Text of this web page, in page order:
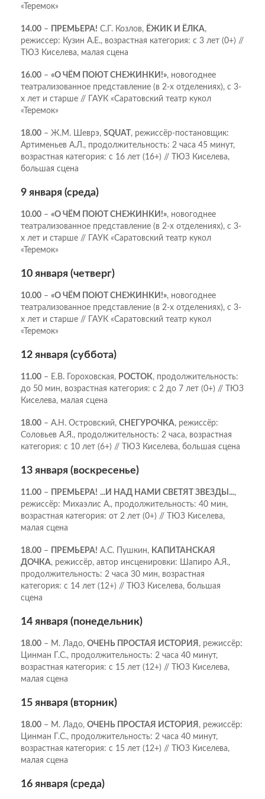
«Теремок»
14.00 – ПРЕМЬЕРА! С.Г. Козлов, ЁЖИК И ЁЛКА,
режиссер: Кузин А.Е., возрастная категория: с 3 лет (0+) //
ТЮЗ Киселева, малая сцена
16.00 – «О ЧЁМ ПОЮТ СНЕЖИНКИ!», новогоднее
театрализованное представление (в 2-х отделениях), с 3-
х лет и старше // ГАУК «Саратовский театр кукол
«Теремок»
18.00 – Ж.М. Шеврэ, SQUAT , режиссёр-постановщик:
Артименьев А.Л., продолжительность: 2 часа 45 минут,
возрастная категория: с 16 лет (16+) // ТЮЗ Киселева,
большая сцена
9 января (среда)
10.00 – «О ЧЁМ ПОЮТ СНЕЖИНКИ!», новогоднее
театрализованное представление (в 2-х отделениях), с 3-
х лет и старше // ГАУК «Саратовский театр кукол
«Теремок»
10 января (четверг)
10.00 – «О ЧЁМ ПОЮТ СНЕЖИНКИ!», новогоднее
театрализованное представление (в 2-х отделениях), с 3-
х лет и старше // ГАУК «Саратовский театр кукол
«Теремок»
12 января (суббота)
11.00 – Е.В. Гороховская, РОСТОК, продолжительность:
до 50 мин, возрастная категория: с 2 до 7 лет (0+) // ТЮЗ
Киселева, малая сцена
18.00 – А.Н. Островский, СНЕГУРОЧКА, режиссёр:
Соловьев А.Я., продолжительность: 2 часа, возрастная
категория: с 10 лет (6+) // ТЮЗ Киселева, большая сцена
13 января (воскресенье)
11.00 – ПРЕМЬЕРА! ...И НАД НАМИ СВЕТЯТ ЗВЕЗДЫ...,
режиссёр: Михаэлис А., продолжительность: 40 мин,
возрастная категория: от 2 лет (0+) // ТЮЗ Киселева,
малая сцена
18.00 – ПРЕМЬЕРА! А.С. Пушкин, КАПИТАНСКАЯ
ДОЧКА, режиссёр, автор инсценировки: Шапиро А.Я.,
продолжительность: 2 часа 30 мин, возрастная
категория: с 14 лет (12+) // ТЮЗ Киселева, большая
сцена
14 января (понедельник)
18.00 – М. Ладо, ОЧЕНЬ ПРОСТАЯ ИСТОРИЯ , режиссёр:
Цинман Г.С., продолжительность: 2 часа 40 минут,
возрастная категория: с 15 лет (12+) // ТЮЗ Киселева,
малая сцена
15 января (вторник)
18.00 – М. Ладо, ОЧЕНЬ ПРОСТАЯ ИСТОРИЯ , режиссёр:
Цинман Г.С., продолжительность: 2 часа 40 минут,
возрастная категория: с 15 лет (12+) // ТЮЗ Киселева,
малая сцена
16 января (среда)